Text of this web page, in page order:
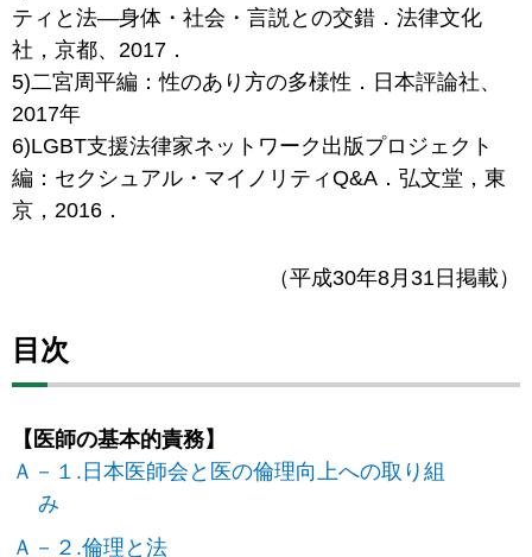
ティと法―身体・社会・言説との交錯．法律文化
社，京都、2017．
5)二宮周平編：性のあり方の多様性．日本評論社、
2017年
6)LGBT支援法律家ネットワーク出版プロジェクト
編：セクシュアル・マイノリティQ&A．弘文堂，東
京，2016．
（平成30年8月31日掲載）
目次
【医師の基本的責務】
Ａ－１.日本医師会と医の倫理向上への取り組
み
Ａ－２.倫理と法